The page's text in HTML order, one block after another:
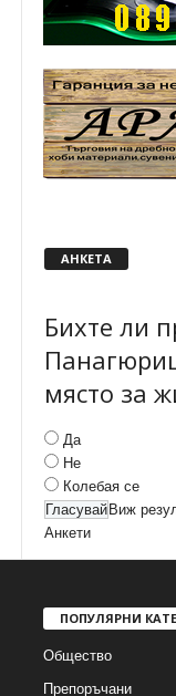
АНКЕТА
Бихте ли
място за
Да
Не
Колебая се
Виж
Анкети
ПОПУЛЯРНИ
Общество
Препоръчани